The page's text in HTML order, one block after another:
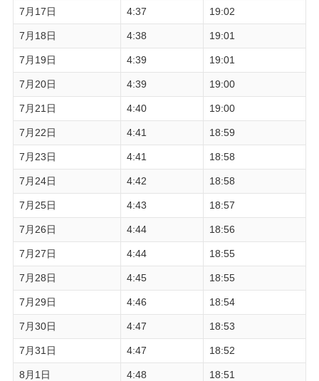
7月17日 4:37 19:02
7月18日 4:38 19:01
7月19日 4:39 19:01
7月20日 4:39 19:00
7月21日 4:40 19:00
7月22日 4:41 18:59
7月23日 4:41 18:58
7月24日 4:42 18:58
7月25日 4:43 18:57
7月26日 4:44 18:56
7月27日 4:44 18:55
7月28日 4:45 18:55
7月29日 4:46 18:54
7月30日 4:47 18:53
7月31日 4:47 18:52
8月1日 4:48 18:51